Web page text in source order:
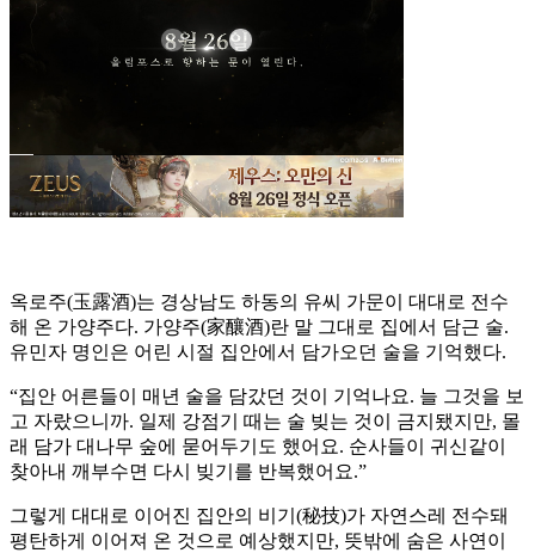
옥로주(玉露酒)는 경상남도 하동의 유씨 가문이 대대로 전수
해 온 가양주다. 가양주(家釀酒)란 말 그대로 집에서 담근 술.
유민자 명인은 어린 시절 집안에서 담가오던 술을 기억했다.
“집안 어른들이 매년 술을 담갔던 것이 기억나요. 늘 그것을 보
고 자랐으니까. 일제 강점기 때는 술 빚는 것이 금지됐지만, 몰
래 담가 대나무 숲에 묻어두기도 했어요. 순사들이 귀신같이
찾아내 깨부수면 다시 빚기를 반복했어요.”
그렇게 대대로 이어진 집안의 비기(秘技)가 자연스레 전수돼
평탄하게 이어져 온 것으로 예상했지만, 뜻밖에 숨은 사연이